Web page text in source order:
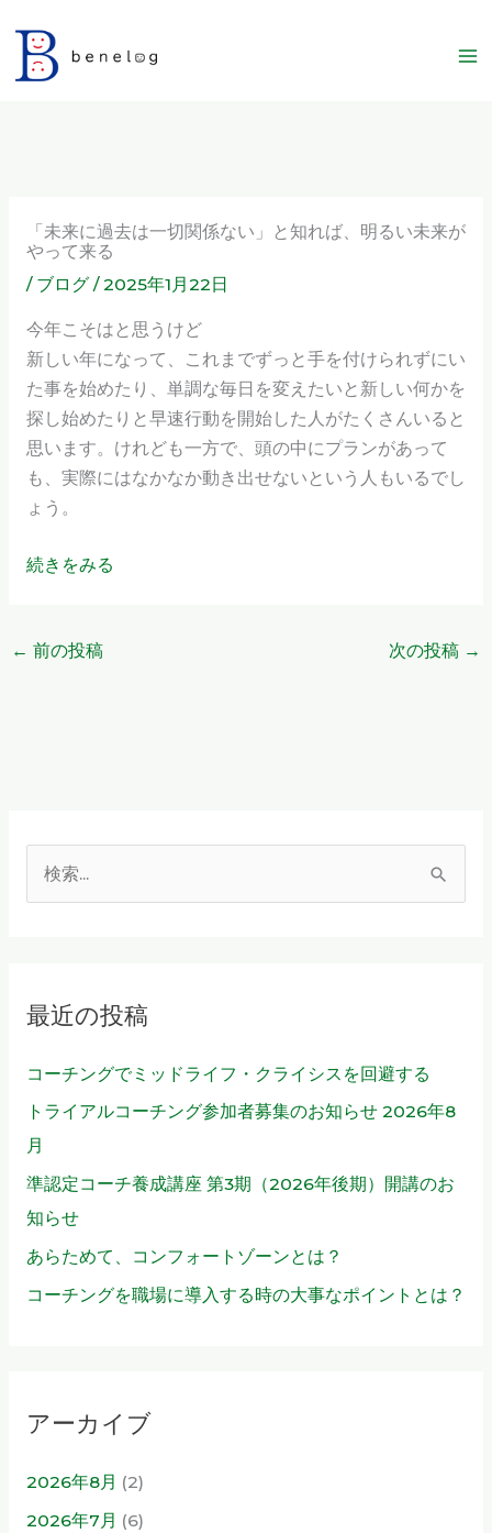
を
「未来に過去は一切関係ない」と知れば、明るい未来が
やって来る
/ ブログ/2025年1月22日
今年こそはと思うけど
新しい年になって、これまでずっと手を付けられずにい
た事を始めたり、単調な毎日を変えたいと新しい何かを
探し始めたりと早速行動を開始した人がたくさんいると
思います。けれども一方で、頭の中にプランがあって
も、実際にはなかなか動き出せないという人もいるでし
ょう。
続きをみる
← 前の投稿 次の投稿 →
:最近の投稿
コーチングでミッドライフ・クライシスを回避する
トライアルコーチング参加者募集のお知らせ 2026年8
月
準認定コーチ養成講座 第3期（2026年後期）開講のお
知らせ
あらためて、コンフォートゾーンとは？
コーチングを職場に導入する時の大事なポイントとは？
アーカイブ
2026年8月 (2)
2026年7月 (6)